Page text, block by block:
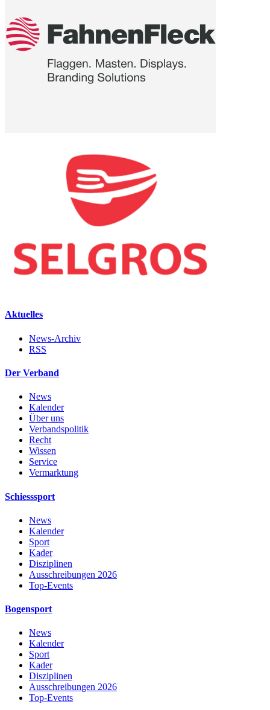
Aktuelles
News-Archiv
RSS
Der Verband
News
Kalender
Über uns
Verbandspolitik
Recht
Wissen
Service
Vermarktung
Schiesssport
News
Kalender
Sport
Kader
Disziplinen
Ausschreibungen 2026
Top-Events
Bogensport
News
Kalender
Sport
Kader
Disziplinen
Ausschreibungen 2026
Top-Events